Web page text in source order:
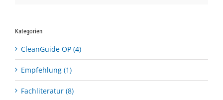
Kategorien
CleanGuide OP (4)
Empfehlung (1)
Fachliteratur (8)